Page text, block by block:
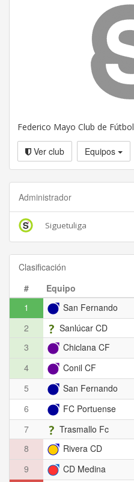
Federico Mayo Club de Fútbol
Ver club Equipos
Administrador
Siguetuliga
Clasificación
#
Equipo
1
San Fernando
2
Sanlúcar CD
3
Chiclana CF
4
Conil CF
5
San Fernando
6
FC Portuense
7
Trasmallo Fc
8
Rivera CD
9
CD Medina